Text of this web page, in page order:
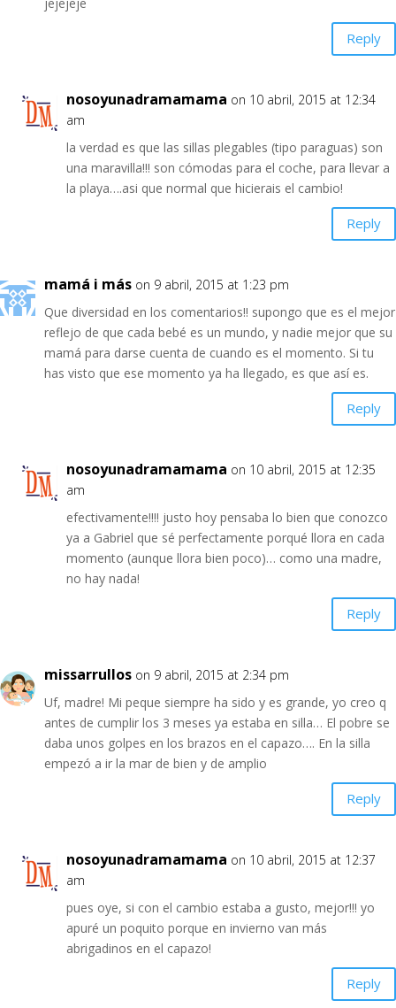
Reply
nosoyunadramamama on 10 abril, 2015 at 12:34
am
la verdad es que las sillas plegables (tipo paraguas) son
una maravilla!!! son cómodas para el coche, para llevar a
la playa….asi que normal que hicierais el cambio!
Reply
mamá i más on 9 abril, 2015 at 1:23 pm
Que diversidad en los comentarios!! supongo que es el mejor
reflejo de que cada bebé es un mundo, y nadie mejor que su
mamá para darse cuenta de cuando es el momento. Si tu
has visto que ese momento ya ha llegado, es que así es.
Reply
nosoyunadramamama on 10 abril, 2015 at 12:35
am
efectivamente!!!! justo hoy pensaba lo bien que conozco
ya a Gabriel que sé perfectamente porqué llora en cada
momento (aunque llora bien poco)… como una madre,
no hay nada!
Reply
missarrullos on 9 abril, 2015 at 2:34 pm
Uf, madre! Mi peque siempre ha sido y es grande, yo creo q
antes de cumplir los 3 meses ya estaba en silla… El pobre se
daba unos golpes en los brazos en el capazo…. En la silla
empezó a ir la mar de bien y de amplio
Reply
nosoyunadramamama on 10 abril, 2015 at 12:37
am
pues oye, si con el cambio estaba a gusto, mejor!!! yo
apuré un poquito porque en invierno van más
abrigadinos en el capazo!
Reply